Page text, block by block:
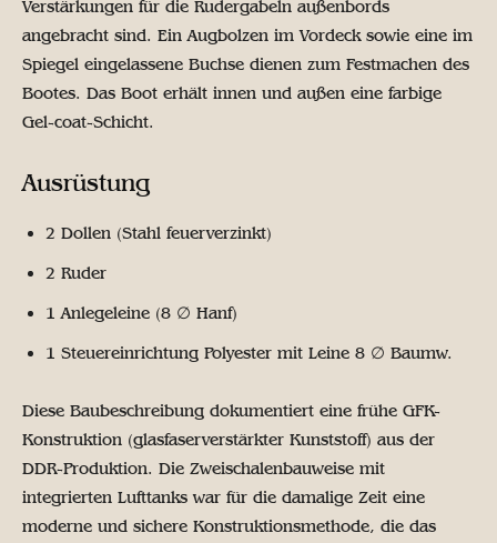
Verstärkungen für die Rudergabeln außenbords
angebracht sind. Ein Augbolzen im Vordeck sowie eine im
Spiegel eingelassene Buchse dienen zum Festmachen des
Bootes. Das Boot erhält innen und außen eine farbige
Gel-coat-Schicht.
Ausrüstung
2 Dollen (Stahl feuerverzinkt)
2 Ruder
1 Anlegeleine (8 ∅ Hanf)
1 Steuereinrichtung Polyester mit Leine 8 ∅ Baumw.
Diese Baubeschreibung dokumentiert eine frühe GFK-
Konstruktion (glasfaserverstärkter Kunststoff) aus der
DDR-Produktion. Die Zweischalenbauweise mit
integrierten Lufttanks war für die damalige Zeit eine
moderne und sichere Konstruktionsmethode, die das